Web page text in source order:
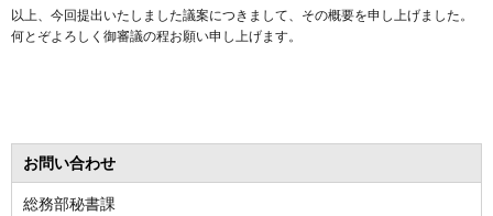
以上、今回提出いたしました議案につきまして、その概要を申し上げました。
何とぞよろしく御審議の程お願い申し上げます。
お問い合わせ
総務部秘書課